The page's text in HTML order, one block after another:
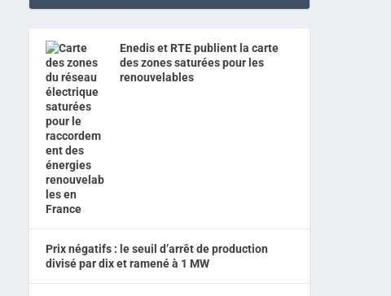
Enedis et RTE publient la carte
des zones saturées pour les
renouvelables
Prix négatifs : le seuil d’arrêt de production
divisé par dix et ramené à 1 MW